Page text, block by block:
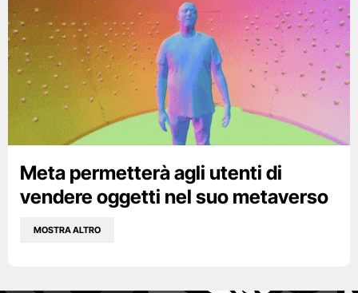
Meta permetterà agli utenti di
vendere oggetti nel suo metaverso
MOSTRA ALTRO